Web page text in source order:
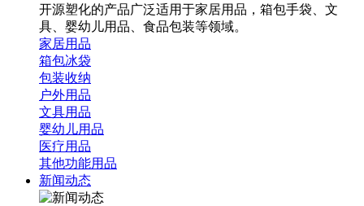
开源塑化的产品广泛适用于家居用品，箱包手袋、文
具、婴幼儿用品、食品包装等领域。
家居用品
箱包冰袋
包装收纳
户外用品
文具用品
婴幼儿用品
医疗用品
其他功能用品
新闻动态